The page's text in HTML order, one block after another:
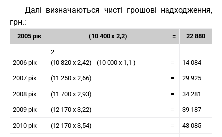
Далі визначаються чисті грошові надходження,
грн.:
2005 рік (10 400 х 2,2) = 22 880
2006 рік
2
(10 820 х 2,42) - (10 000 х 1,1 )
= 14 084
2007 рік (11 250 х 2,66) = 29 925
2008 рік (11 700 х 2,93) = 34 281
2009 рік (12 170 х 3,22) = 39 187
2010 рік (12 170 х 3,54) = 43 085